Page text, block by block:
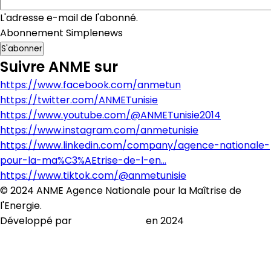
L'adresse e-mail de l'abonné.
Abonnement Simplenews
Suivre ANME sur
https://www.facebook.com/anmetun
https://twitter.com/ANMETunisie
https://www.youtube.com/@ANMETunisie2014
https://www.instagram.com/anmetunisie
https://www.linkedin.com/company/agence-nationale-
pour-la-ma%C3%AEtrise-de-l-en…
https://www.tiktok.com/@anmetunisie
© 2024 ANME Agence Nationale pour la Maîtrise de
l'Energie.
Développé par
en 2024